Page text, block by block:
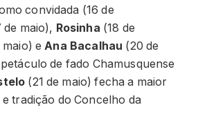
convidada (16 de
de maio), Rosinha (18 de
maio) eAna Bacalhau (20 de
de fado Chamusquense
(21 de maio) fecha a maior
tradição do Concelho da